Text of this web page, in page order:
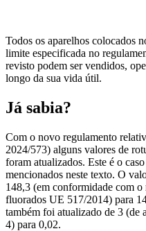
Todos os aparelhos colocados
limite especificada no
revisto podem ser vendidos,
longo da sua vida útil.
Já sabia?
Com o novo regulamento
2024/573) alguns valores de
foram atualizados. Este é o
mencionados neste texto. O
148,3 (em conformidade com o
fluorados UE 517/2014) para
também foi atualizado de 3 (de
4) para 0,02.